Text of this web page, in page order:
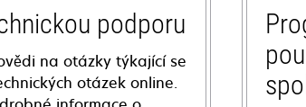
podporu
na otázky týkající se
otázek online.